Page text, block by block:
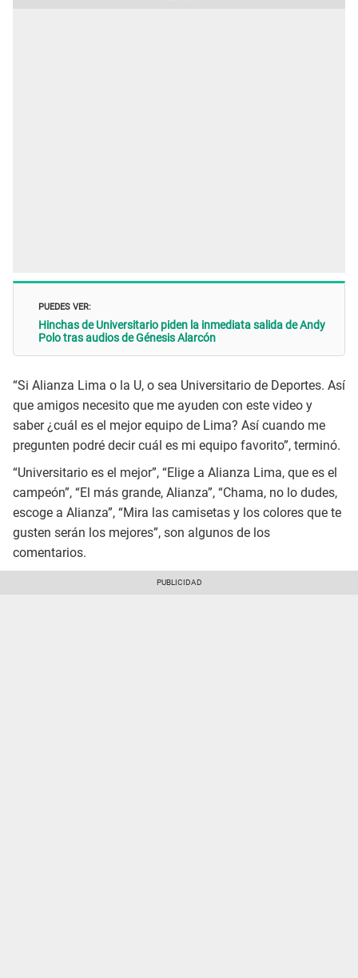
PUEDES VER:
Hinchas de Universitario piden la inmediata salida de Andy
Polo tras audios de Génesis Alarcón
“Si Alianza Lima o la U, o sea Universitario de Deportes. Así
que amigos necesito que me ayuden con este video y
saber ¿cuál es el mejor equipo de Lima? Así cuando me
pregunten podré decir cuál es mi equipo favorito”, terminó.
“Universitario es el mejor”, “Elige a Alianza Lima, que es el
campeón”, “El más grande, Alianza”, “Chama, no lo dudes,
escoge a Alianza”, “Mira las camisetas y los colores que te
gusten serán los mejores”, son algunos de los
comentarios.